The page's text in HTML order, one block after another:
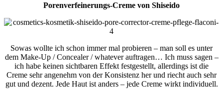
Porenverfeinerungs-Creme von Shiseido
Sowas wollte ich schon immer mal probieren – man soll es unter
dem Make-Up / Concealer / whatever auftragen… Ich muss sagen –
ich habe keinen sichtbaren Effekt festgestellt, allerdings ist die
Creme sehr angenehm von der Konsistenz her und riecht auch sehr
gut und dezent. Jede Haut ist anders – jede Creme wirkt individuell.